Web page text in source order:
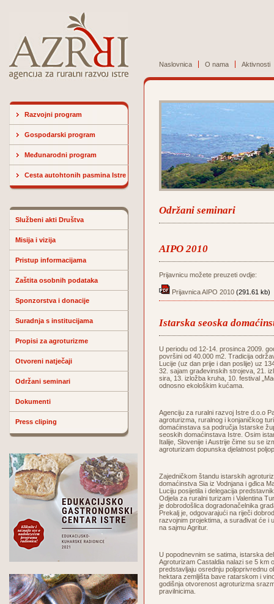
Naslovnica O nama Aktivnosti
Razvojni program
Gospodarski program
Međunarodni program
Cesta autohtonih pasmina Istre
Službeni akti Društva
Misija i vizija
Pristup informacijama
Zaštita osobnih podataka
Sponzorstva i donacije
Suradnja s institucijama
Propisi za agroturizme
Otvoreni natječaji
Održani seminari
Dokumenti
Press cliping
Održani seminari
AIPO 2010
Prijavnicu možete preuzeti ovdje:
Prijavnica AIPO 2010 (291.61 kb)
Istarska seoska
U periodu od 12-14. prosinca 2009.
površini od 40.000 m2. Tradicija
Lucije (uz dan prije i dan poslije) uz
32. sajam građevinskih strojeva, 21.
sira, 13. izložba kruha, 10. festival
odnosno ekološkim kućama.
Agenciju za ruralni razvoj Istre d.o.o
agroturizma, ruralnog i konjaničkog
domaćinstava sa područja Istarske
seoskih domaćinstava Istre. Osim
Italije, Slovenije i Austrije čime su se
agroturizam dopunska djelatnost
Zajedničkom štandu istarskih
domaćinstva Sia iz Vodnjana i gđica
Luciju posijetila i delegacija
Odjela za ruralni turizam i Valentina
je dobrodošlica dogradonačelnika
Prekalj je, odgovarajući na riječi
razvojnim projektima, a surađivat će i
na sajmu Agritur.
U popodnevnim se satima, istarska
Agroturizam Castaldia nalazi se 5 km
predstavljaju osrednju poljoprivrednu
hektara zemljišta bave ratarskom i
godišnja otvorenost agroturizma
pravilnicima.